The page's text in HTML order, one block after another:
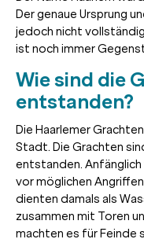
Der genaue Ursprung
jedoch nicht
ist noch immer
Wie sind die
entstanden?
Die Haarlemer
Stadt. Die Grachten
entstanden. Anfänglich
vor möglichen
dienten damals als
zusammen mit Toren
machten es für Feinde